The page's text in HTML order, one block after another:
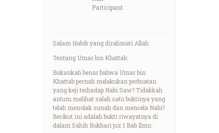
Participant
Salam Habib yang dirahmati Allah
Tentang Umar bin Khattab:
Bukankah benar bahwa Umar bin
Khattab pernah melakukan perbuatan
yang keji terhadap Nabi Saw? Tidakkah
antum melihat salah satu buktinya yang
telah menolak sunah dan mencela Nabi?
Berikut ini adalah bukti riwayatnya di
dalam Sahih Bukhari juz 1 Bab Ilmu: